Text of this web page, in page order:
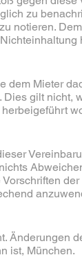
zu
notieren.
dem Mieter
gilt
Änderungen
ist, München.